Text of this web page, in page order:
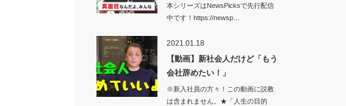
本シリーズはNewsPicksで先行配信
中です！https://newsp…
2021.01.18
【動画】新社会人だけど「もう
会社辞めたい！」
※新入社員の方々！この動画に説教
は含まれません。★「人生の目的